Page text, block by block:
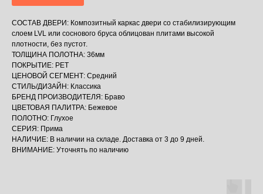
СОСТАВ ДВЕРИ: Композитный каркас двери со стабилизирующим
слоем LVL или соснового бруса облицован плитами высокой
плотности, без пустот.
ТОЛЩИНА ПОЛОТНА: 36мм
ПОКРЫТИЕ: PET
ЦЕНОВОЙ СЕГМЕНТ: Средний
СТИЛЬ/ДИЗАЙН: Классика
БРЕНД ПРОИЗВОДИТЕЛЯ: Браво
ЦВЕТОВАЯ ПАЛИТРА: Бежевое
ПОЛОТНО: Глухое
СЕРИЯ: Прима
НАЛИЧИЕ: В наличии на складе. Доставка от 3 до 9 дней.
ВНИМАНИЕ: Уточнять по наличию